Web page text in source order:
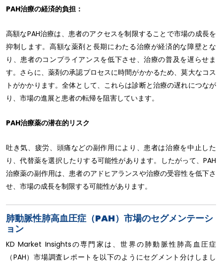
PAH治療の経済的負担：
高額なPAH治療は、患者のアクセスを制限することで市場の成長を
抑制します。高額な薬剤と長期にわたる治療が経済的な障壁とな
り、患者のコンプライアンスを低下させ、治療の普及を遅らせま
す。さらに、薬剤の承認プロセスに時間がかかるため、莫大なコス
トがかかります。全体として、これらは診断と治療の遅れにつなが
り、市場の進展と患者の転帰を阻害しています。
PAH治療薬の潜在的リスク
吐き気、疲労、頭痛などの副作用により、患者は治療を中止した
り、代替薬を選択したりする可能性があります。したがって、PAH
治療薬の副作用は、患者のアドヒアランスや治療の受容性を低下さ
せ、市場の成長を制限する可能性があります。
肺動脈性肺高血圧症（PAH）市場のセグメンテーシ
ョン
KD Market Insightsの専門家は、世界の肺動脈性肺高血圧症
（PAH）市場調査レポートを以下のようにセグメント分けしまし